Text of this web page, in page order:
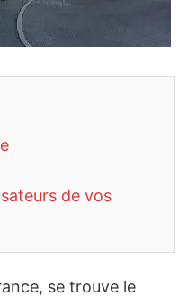
de vos
se trouve le